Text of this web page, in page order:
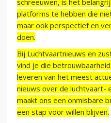
schreeuwen, is het
platforms te hebben die
maar ook perspectief en
doen.
Bij Luchtvaartnieuws en
vind je die
leveren van het meest
nieuws over de luchtvaart-
maakt ons een onmisbare
een stap voor willen blijven.